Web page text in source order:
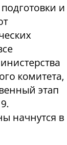
и
комитета,
этап
начнутся в